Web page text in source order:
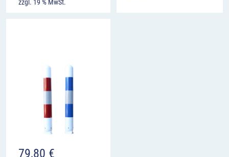
zzgl. 19 % MwSt.
79,80 €